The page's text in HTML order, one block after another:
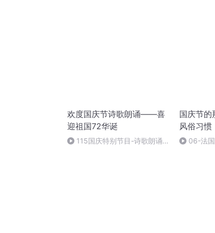
欢度国庆节诗歌朗诵——喜
迎祖国72华诞
115国庆特别节目-诗歌朗诵-
国庆节的
风俗习惯
06-法